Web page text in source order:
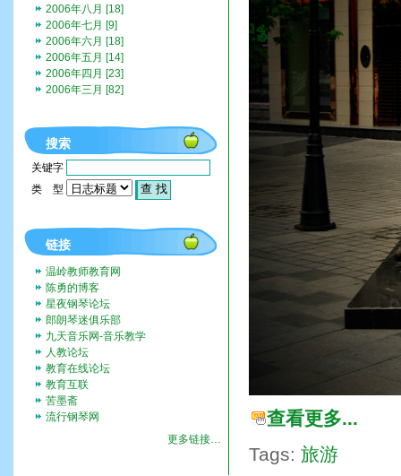
查看更多...
Tags: 旅游
2006年八月 [18]
2006年七月 [9]
2006年六月 [18]
2006年五月 [14]
2006年四月 [23]
2006年三月 [82]
搜索
关键字
类 型
链接
温岭教师教育网
陈勇的博客
星夜钢琴论坛
郎朗琴迷俱乐部
九天音乐网-音乐教学
人教论坛
教育在线论坛
教育互联
苦墨斋
流行钢琴网
更多链接…